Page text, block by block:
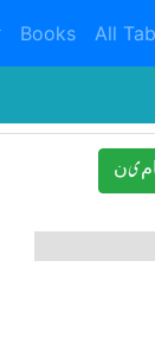
Books All